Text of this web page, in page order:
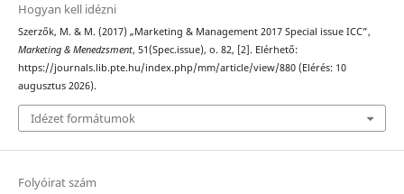
Hogyan kell idézni
Szerzők, M. & M. (2017) „Marketing & Management 2017 Special issue ICC”,
Marketing & Menedzsment, 51(Spec.issue), o. 82, [2]. Elérhető:
https://journals.lib.pte.hu/index.php/mm/article/view/880 (Elérés: 10
augusztus 2026).
Idézet formátumok
Folyóirat szám